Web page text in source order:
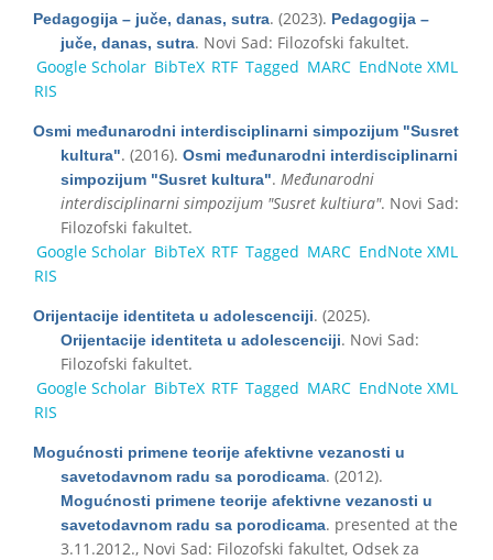
Pedagogija – juče, danas, sutra. (2023). Pedagogija –
juče, danas, sutra. Novi Sad: Filozofski fakultet.
Google Scholar BibTeX RTF Tagged MARC EndNote XML
RIS
Osmi međunarodni interdisciplinarni simpozijum "Susret
kultura". (2016). Osmi međunarodni interdisciplinarni
simpozijum "Susret kultura". Međunarodni
interdisciplinarni simpozijum "Susret kultiura". Novi Sad:
Filozofski fakultet.
Google Scholar BibTeX RTF Tagged MARC EndNote XML
RIS
Orijentacije identiteta u adolescenciji. (2025).
Orijentacije identiteta u adolescenciji. Novi Sad:
Filozofski fakultet.
Google Scholar BibTeX RTF Tagged MARC EndNote XML
RIS
Mogućnosti primene teorije afektivne vezanosti u
savetodavnom radu sa porodicama. (2012).
Mogućnosti primene teorije afektivne vezanosti u
savetodavnom radu sa porodicama. presented at the
3.11.2012., Novi Sad: Filozofski fakultet, Odsek za